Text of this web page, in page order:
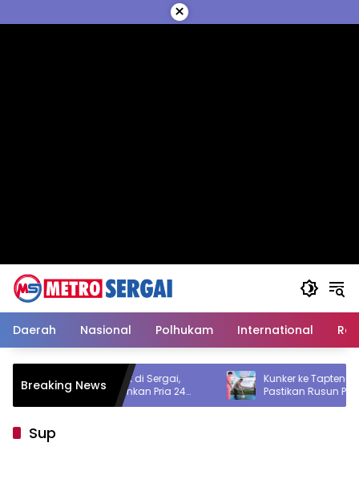
ke
×
Daerah Nasional Polhukam International
Breaking News
Dibacok di Sergai,
Amankan Pria 24
Parang
Kunker ke Tapteng, Kapolda Sumut
Pastikan Rusun Polres Rampung 6
Sup